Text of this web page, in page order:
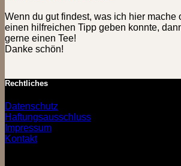
Wenn du gut findest, was ich hier mache
einen hilfreichen Tipp geben konnte,
gerne einen Tee!
Danke schön!
Rechtliches
Datenschutz
Haftungsausschluss
Impressum
Kontakt